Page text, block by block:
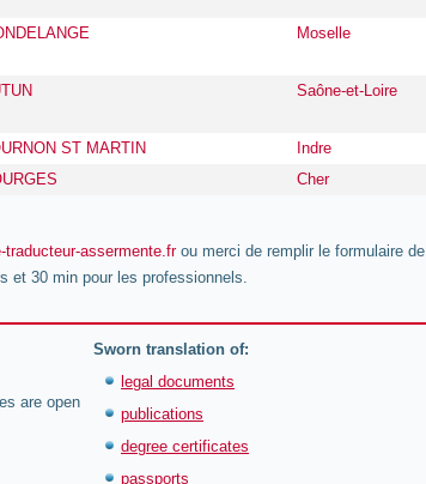
Moselle
Saône-et-Loire
ST MARTIN
Indre
Cher
traducteur-assermente.frou merci de remplir le formulaire de
et 30 min pour les professionnels.
Sworn translation of:
legal documents
publications
degree certificates
passports
are open